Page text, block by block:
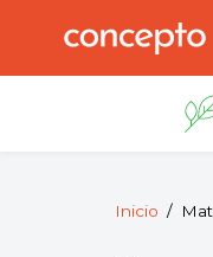
reservados.
Inicio